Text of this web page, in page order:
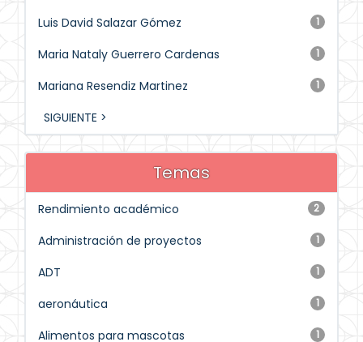
1
Luis David Salazar Gómez
1
Maria Nataly Guerrero Cardenas
1
Mariana Resendiz Martinez
SIGUIENTE >
Temas
2
Rendimiento académico
1
Administración de proyectos
1
ADT
1
aeronáutica
1
Alimentos para mascotas